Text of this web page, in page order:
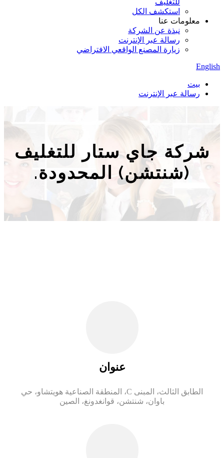
للتغليف
استكشف الكل
معلومات عنا
نبذة عن الشركة
رسالة عبر الإنترنت
زيارة المصنع الواقعي الافتراضي
English
بيت
رسالة عبر الإنترنت
شركة جاي ستار للتغليف
(شنتشن) المحدودة.
عنوان
الطابق الثالث، المبنى C، المنطقة الصناعية هويتشاو، حي
باوان، شنتشن، قوانغدونغ، الصين